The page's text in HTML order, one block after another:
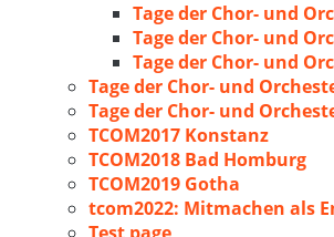
Tage der Chor- und
Tage der Chor- und
Tage der Chor- und
Tage der Chor- und
Tage der Chor- und
TCOM2017 Konstanz
TCOM2018 Bad Homburg
TCOM2019 Gotha
tcom2022: Mitmachen als